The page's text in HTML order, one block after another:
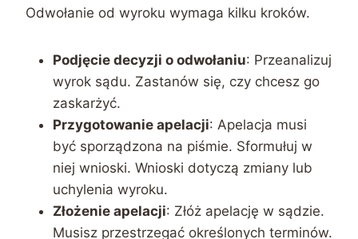
Odwołanie od wyroku wymaga kilku kroków.
Podjęcie decyzji o odwołaniu: Przeanalizuj
wyrok sądu. Zastanów się, czy chcesz go
zaskarżyć.
Przygotowanie apelacji: Apelacja musi
być sporządzona na piśmie. Sformułuj w
niej wnioski. Wnioski dotyczą zmiany lub
uchylenia wyroku.
Złożenie apelacji: Złóż apelację w sądzie.
Musisz przestrzegać określonych terminów.